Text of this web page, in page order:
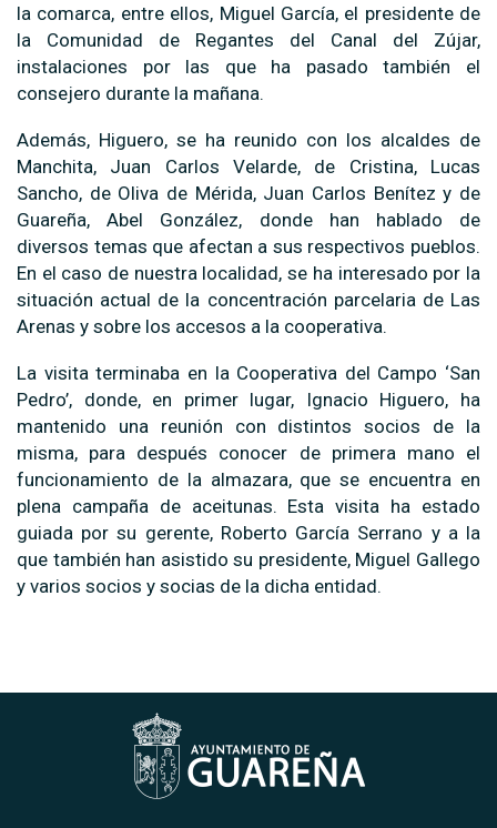
la comarca, entre ellos, Miguel García, el presidente de
la Comunidad de Regantes del Canal del Zújar,
instalaciones por las que ha pasado también el
consejero durante la mañana.
Además, Higuero, se ha reunido con los alcaldes de
Manchita, Juan Carlos Velarde, de Cristina, Lucas
Sancho, de Oliva de Mérida, Juan Carlos Benítez y de
Guareña, Abel González, donde han hablado de
diversos temas que afectan a sus respectivos pueblos.
En el caso de nuestra localidad, se ha interesado por la
situación actual de la concentración parcelaria de Las
Arenas y sobre los accesos a la cooperativa.
La visita terminaba en la Cooperativa del Campo ‘San
Pedro’, donde, en primer lugar, Ignacio Higuero, ha
mantenido una reunión con distintos socios de la
misma, para después conocer de primera mano el
funcionamiento de la almazara, que se encuentra en
plena campaña de aceitunas. Esta visita ha estado
guiada por su gerente, Roberto García Serrano y a la
que también han asistido su presidente, Miguel Gallego
y varios socios y socias de la dicha entidad.